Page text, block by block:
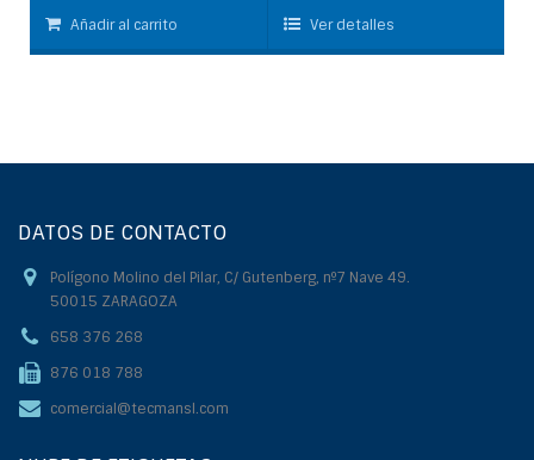
Añadir al carrito Ver detalles
DATOS DE CONTACTO
Polígono Molino del Pilar, C/ Gutenberg, nº7 Nave 49.
50015 ZARAGOZA
658 376 268
876 018 788
comercial@tecmansl.com